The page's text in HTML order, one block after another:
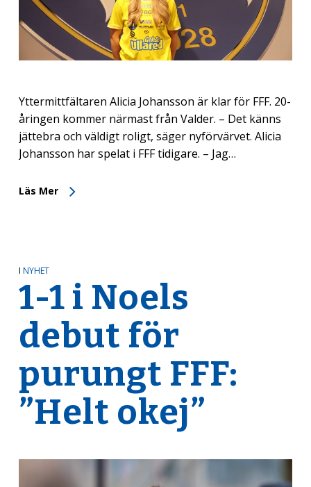
Yttermittfältaren Alicia Johansson är klar för FFF. 20-
åringen kommer närmast från Valder. – Det känns
jättebra och väldigt roligt, säger nyförvärvet. Alicia
Johansson har spelat i FFF tidigare. – Jag…
Läs Mer
I NYHET
1-1 i Noels
debut för
purungt FFF:
”Helt okej”